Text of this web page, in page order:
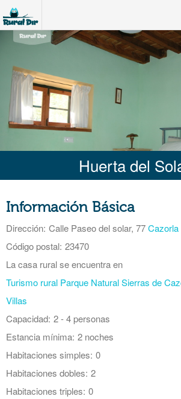
Huerta del
Información Básica
Dirección: Calle Paseo del solar, 77Cazorla
Código postal: 23470
La casa rural se encuentra en
Turismo rural Parque Natural Sierras de
Villas
Capacidad: 2 - 4 personas
Estancia mínima: 2 noches
Habitaciones simples: 0
Habitaciones dobles: 2
Habitaciones triples: 0